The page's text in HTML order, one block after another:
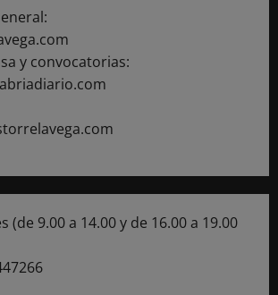
y convocatorias:
(de 9.00 a 14.00 y de 16.00 a 19.00